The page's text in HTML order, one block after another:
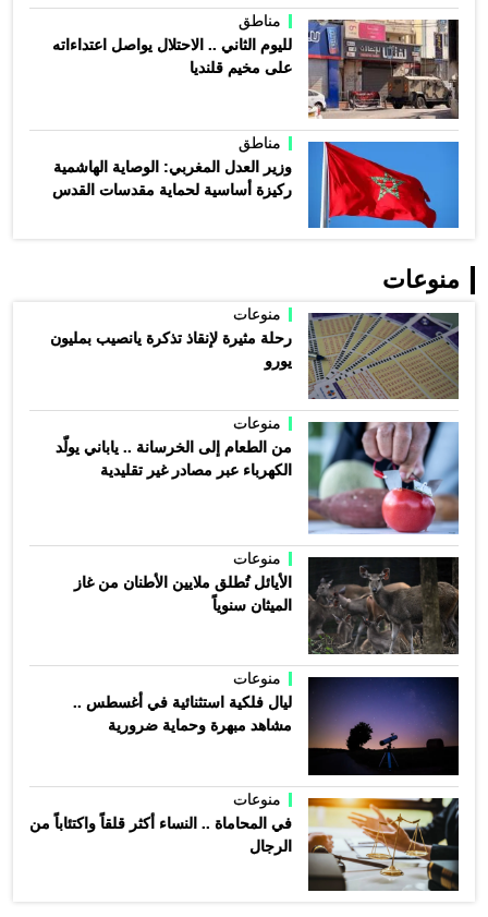
مناطق
لليوم الثاني .. الاحتلال يواصل اعتداءاته
على مخيم قلنديا
مناطق
وزير العدل المغربي: الوصاية الهاشمية
ركيزة أساسية لحماية مقدسات القدس
منوعات
منوعات
رحلة مثيرة لإنقاذ تذكرة يانصيب بمليون
يورو
منوعات
من الطعام إلى الخرسانة .. ياباني يولّد
الكهرباء عبر مصادر غير تقليدية
منوعات
الأيائل تُطلق ملايين الأطنان من غاز
الميثان سنوياً
منوعات
ليال فلكية استثنائية في أغسطس ..
مشاهد مبهرة وحماية ضرورية
منوعات
في المحاماة .. النساء أكثر قلقاً واكتئاباً من
الرجال